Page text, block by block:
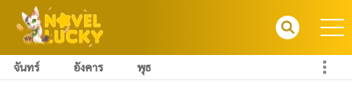
จันทร์ อังคาร พุธ